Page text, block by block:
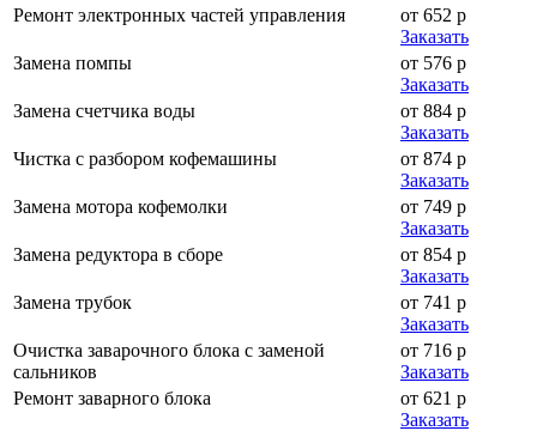
Ремонт электронных частей управления
от 652 р
Заказать
Замена помпы
от 576 р
Заказать
Замена счетчика воды
от 884 р
Заказать
Чистка с разбором кофемашины
от 874 р
Заказать
Замена мотора кофемолки
от 749 р
Заказать
Замена редуктора в сборе
от 854 р
Заказать
Замена трубок
от 741 р
Заказать
Очистка заварочного блока с заменой
сальников
от 716 р
Заказать
Ремонт заварного блока
от 621 р
Заказать